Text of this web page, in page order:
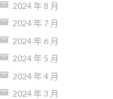
2024 年 8 月
2024 年 7 月
2024 年 6 月
2024 年 5 月
2024 年 4 月
2024 年 3 月